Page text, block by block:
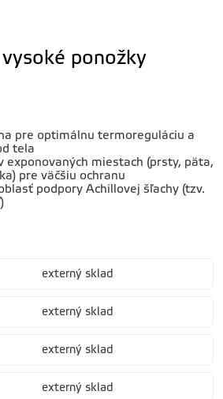
vysoké ponožky
pre optimálnu termoreguláciu a
tela
exponovaných miestach (prsty, päta,
pre väčšiu ochranu
podpory Achillovej šľachy (tzv.
externý sklad
externý sklad
externý sklad
externý sklad